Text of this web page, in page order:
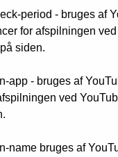
period - bruges af
for afspilningen
siden.
app - bruges af
ved
name bruges af